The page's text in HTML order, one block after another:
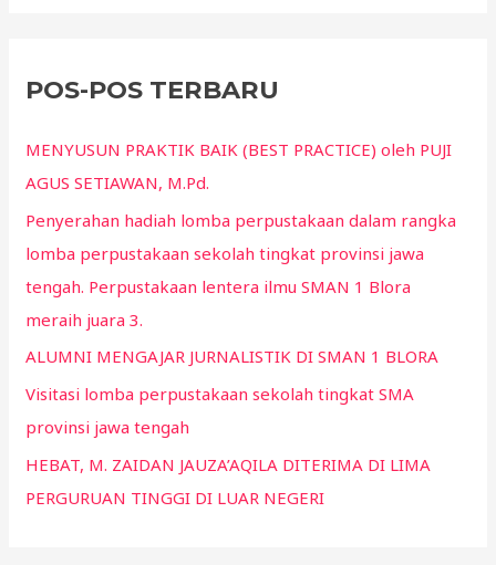
POS-POS TERBARU
MENYUSUN PRAKTIK BAIK (BEST PRACTICE) oleh PUJI
AGUS SETIAWAN, M.Pd.
Penyerahan hadiah lomba perpustakaan dalam rangka
lomba perpustakaan sekolah tingkat provinsi jawa
tengah. Perpustakaan lentera ilmu SMAN 1 Blora
meraih juara 3.
ALUMNI MENGAJAR JURNALISTIK DI SMAN 1 BLORA
Visitasi lomba perpustakaan sekolah tingkat SMA
provinsi jawa tengah
HEBAT, M. ZAIDAN JAUZA’AQILA DITERIMA DI LIMA
PERGURUAN TINGGI DI LUAR NEGERI